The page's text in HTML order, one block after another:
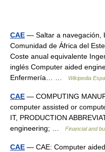
CAE — Saltar a navegación,
Comunidad de África del
Coste anual equivalente
inglés Computer aided
Enfermería… …
Wikipedia
CAE — COMPUTING
computer assisted or
IT, PRODUCTION
engineering; …
Financial and
CAE — CAE: Computer